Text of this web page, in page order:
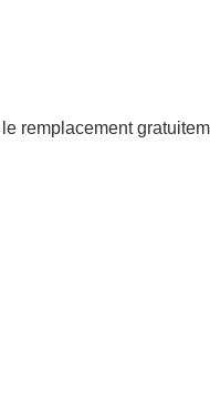
remplacement